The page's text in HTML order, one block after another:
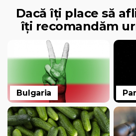
Dacă îți place să
îți recomandăm
Bulgaria